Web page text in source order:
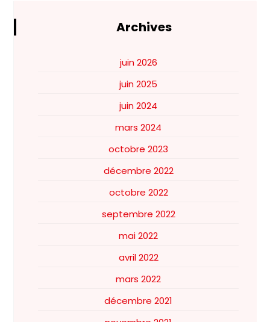
Archives
juin 2026
juin 2025
juin 2024
mars 2024
octobre 2023
décembre 2022
octobre 2022
septembre 2022
mai 2022
avril 2022
mars 2022
décembre 2021